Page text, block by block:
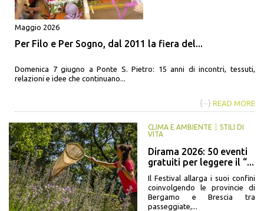
Maggio 2026
Per Filo e Per Sogno, dal 2011 la fiera del...
Domenica 7 giugno a Ponte S. Pietro: 15 anni di incontri, tessuti,
relazioni e idee che continuano...
{···} READ MORE
CLIMA E AMBIENTE
STILI DI
VITA
Dirama 2026: 50 eventi
gratuiti per leggere il “...
Il Festival allarga i suoi confini
coinvolgendo le provincie di
Bergamo e Brescia tra
passeggiate,...